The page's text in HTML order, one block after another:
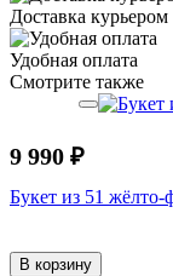
Доставка курьером
Удобная оплата
Смотрите также
9 990 ₽
Букет из 51 жёлто-
В корзину